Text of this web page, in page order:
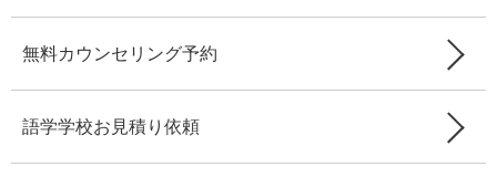
無料カウンセリング予約
語学学校お見積り依頼